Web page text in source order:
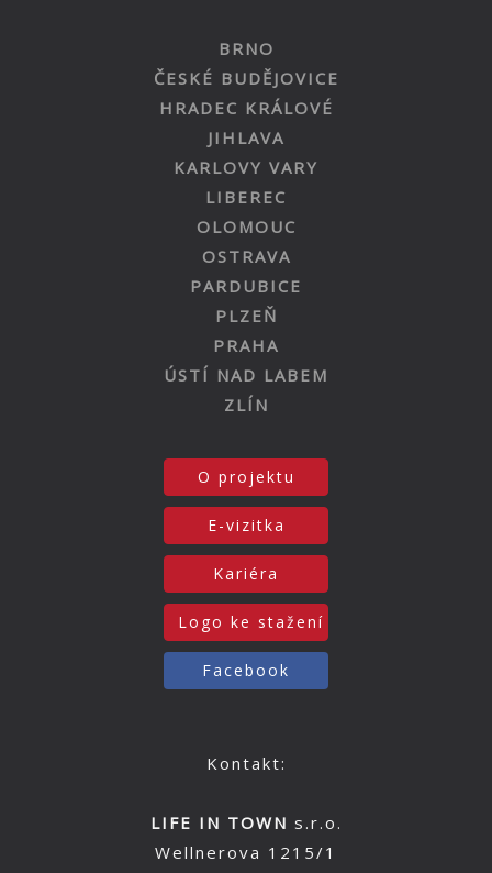
BRNO
ČESKÉ BUDĚJOVICE
HRADEC KRÁLOVÉ
JIHLAVA
KARLOVY VARY
LIBEREC
OLOMOUC
OSTRAVA
PARDUBICE
PLZEŇ
PRAHA
ÚSTÍ NAD LABEM
ZLÍN
O projektu
E-vizitka
Kariéra
Logo ke stažení
Facebook
Kontakt:
LIFE IN TOWN s.r.o.
Wellnerova 1215/1